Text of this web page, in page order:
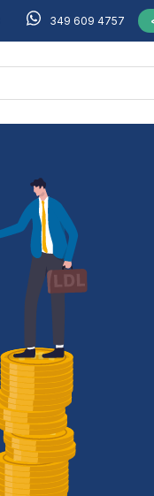
349 609 4757